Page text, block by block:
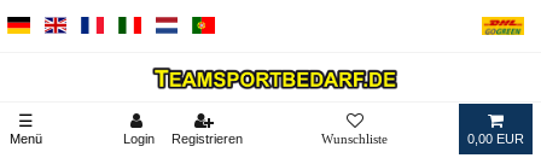
☰
Menü Login Registrieren 0,00 EUR